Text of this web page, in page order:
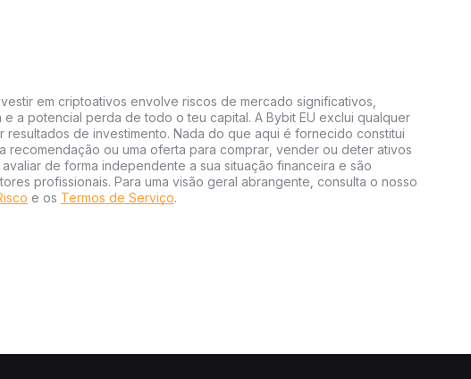
em criptoativos envolve riscos de mercado significativos,
a potencial perda de todo o teu capital. A Bybit EU exclui qualquer
de investimento. Nada do que aqui é fornecido constitui
recomendação ou uma oferta para comprar, vender ou deter ativos
de forma independente a sua situação financeira e são
profissionais. Para uma visão geral abrangente, consulta o nosso
e os Termos de Serviço.